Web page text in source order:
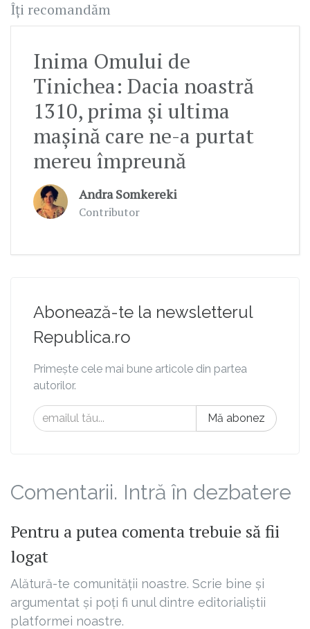
Îți recomandăm
Inima Omului de
Tinichea: Dacia noastră
1310, prima și ultima
mașină care ne-a purtat
mereu împreună
Andra Somkereki
Contributor
Abonează-te la newsletterul
Republica.ro
Primește cele mai bune articole din partea
autorilor.
Mă abonez
Comentarii. Intră în dezbatere
Pentru a putea comenta trebuie să fii
logat
Alătură-te comunității noastre. Scrie bine și
argumentat și poți fi unul dintre editorialiștii
platformei noastre.